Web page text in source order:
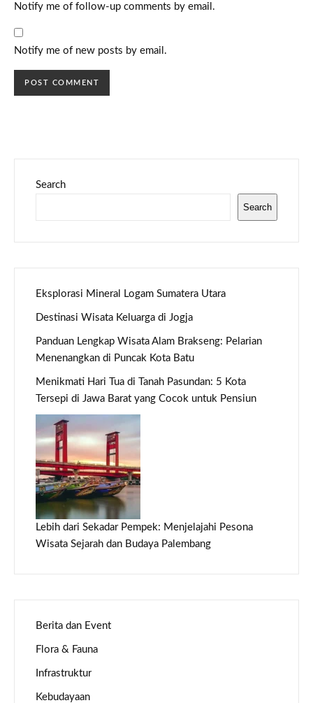
Notify me of follow-up comments by email.
Notify me of new posts by email.
Search
Search
Eksplorasi Mineral Logam Sumatera Utara
Destinasi Wisata Keluarga di Jogja
Panduan Lengkap Wisata Alam Brakseng: Pelarian
Menenangkan di Puncak Kota Batu
Menikmati Hari Tua di Tanah Pasundan: 5 Kota
Tersepi di Jawa Barat yang Cocok untuk Pensiun
Lebih dari Sekadar Pempek: Menjelajahi Pesona
Wisata Sejarah dan Budaya Palembang
Berita dan Event
Flora & Fauna
Infrastruktur
Kebudayaan